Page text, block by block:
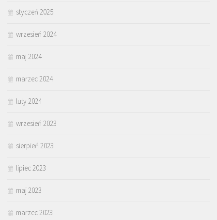
styczeń 2025
wrzesień 2024
maj 2024
marzec 2024
luty 2024
wrzesień 2023
sierpień 2023
lipiec 2023
maj 2023
marzec 2023